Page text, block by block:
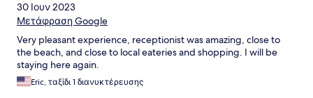
30 Ιουν 2023
Μετάφραση Google
Very pleasant experience, receptionist was amazing, close to
the beach, and close to local eateries and shopping. I will be
staying here again.
Eric, ταξίδι 1 διανυκτέρευσης